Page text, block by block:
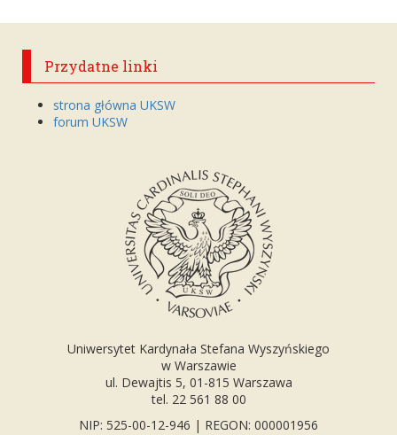
Przydatne linki
strona główna UKSW
forum UKSW
Uniwersytet Kardynała Stefana Wyszyńskiego
w Warszawie
ul. Dewajtis 5, 01-815 Warszawa
tel. 22 561 88 00
NIP: 525-00-12-946 | REGON: 000001956